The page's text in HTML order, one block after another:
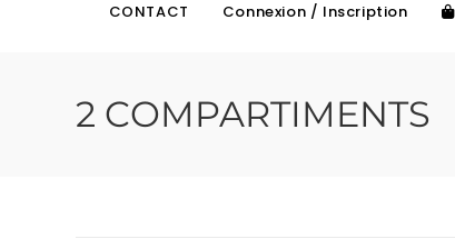
CONTACT Connexion / Inscription
2 COMPARTIMENTS